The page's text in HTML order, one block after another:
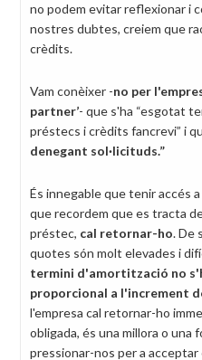
no podem evitar reflexionar i
nostres dubtes, creiem que
crèdits.
Vam conèixer -no per
partner’- que s'ha “esgotat
préstecs i crèdits fancrevi” i
denegant sol·licituds.”
És innegable que tenir accés
que recordem que es tracta
préstec, cal retornar-ho. De
quotes són molt elevades i
termini d'amortització no
proporcional a l'increment
l'empresa cal retornar-ho
obligada, és una millora o
pressionar-nos per a acceptar